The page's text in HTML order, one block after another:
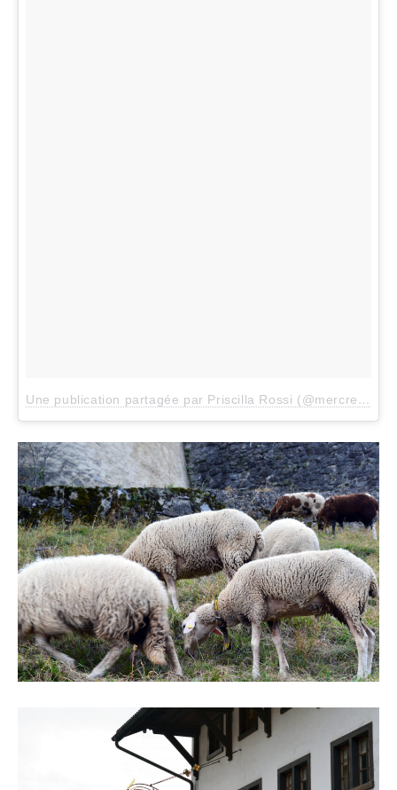
Une publication partagée par Priscilla Rossi (@mercredieblog)